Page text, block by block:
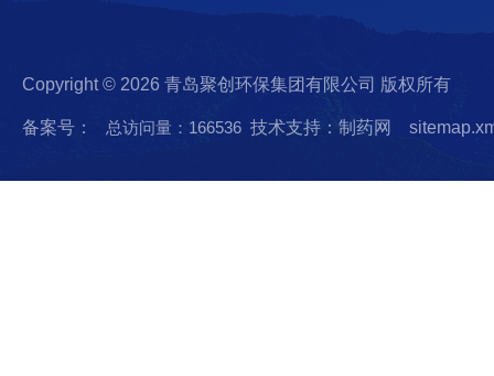
Copyright © 2026 青岛聚创环保集团有限公司 版权所有
备案号： 总访问量：166536 技术支持：制药网